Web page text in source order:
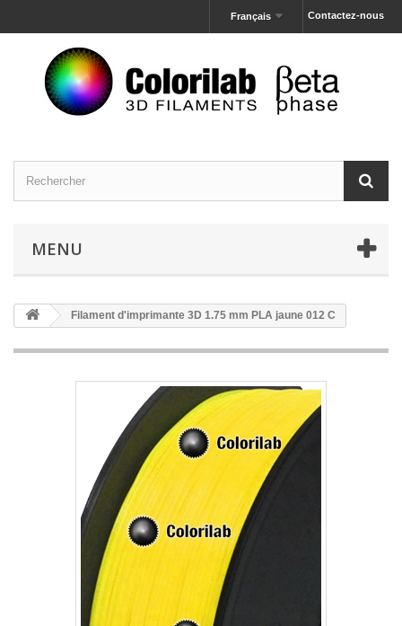
Contactez-nous
Français
MENU
Filament d'imprimante 3D 1.75 mm PLA jaune 012 C